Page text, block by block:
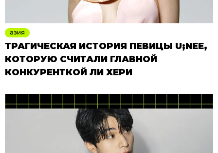
азия
ТРАГИЧЕСКАЯ ИСТОРИЯ ПЕВИЦЫ U;NEE,
КОТОРУЮ СЧИТАЛИ ГЛАВНОЙ
КОНКУРЕНТКОЙ ЛИ ХЕРИ